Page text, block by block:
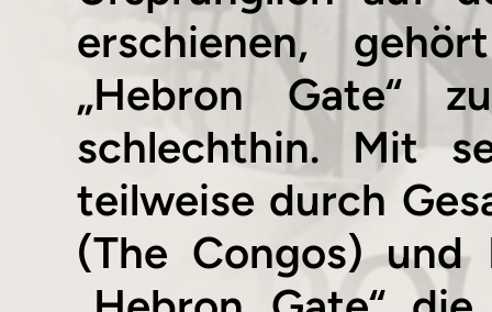
erschienen,
„Hebron Gate“
schlechthin. Mit
teilweise durch
(The Congos)